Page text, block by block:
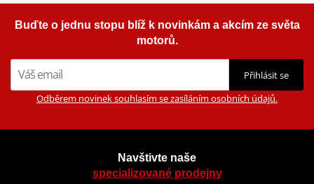
Buďte o jednu stopu blíž k novinkám a akcím ze světa
motorů.
Přihlásit se
Odběrem novinek souhlasím se zasíláním osobních údajů.
Navštivte naše
specializované prodejny